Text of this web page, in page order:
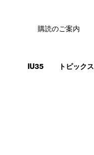
IU35 トピックス
購読のご案内